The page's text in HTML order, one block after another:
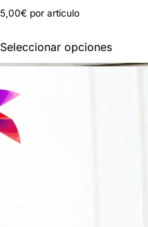
5,00€ por artículo
Seleccionar opciones